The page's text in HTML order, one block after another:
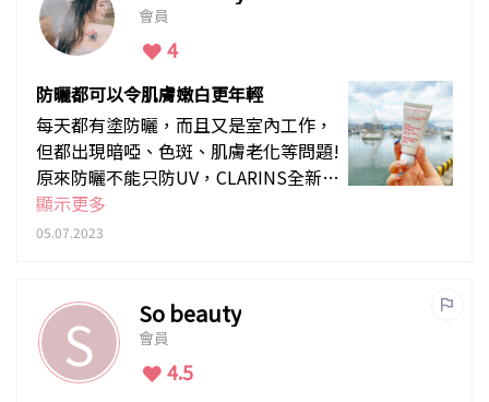
會員
4
防曬都可以令肌膚嫩白更年輕
每天都有塗防曬，而且又是室內工作，
但都出現暗啞、色斑、肌膚老化等問題!
原來防曬不能只防UV，CLARINS全新[5
P]抗污染防曬霜SPF 50 PA+++就可以
防5大肌膚污染，有效隔絕空氣污染、
地好易推開，推開後亦不會留白印。
顯示更多
05.07.2023
S So beauty
會員
4.5